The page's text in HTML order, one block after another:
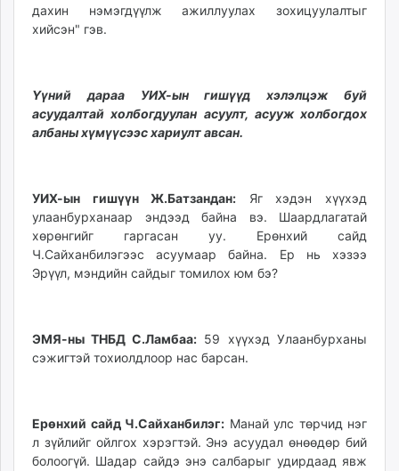
дахин нэмэгдүүлж ажиллуулах зохицуулалтыг
хийсэн" гэв.
Үүний дараа УИХ-ын гишүүд хэлэлцэж буй
асуудалтай холбогдуулан асуулт, асууж холбогдох
албаны хүмүүсээс хариулт авсан.
УИХ-ын гишүүн Ж.Батзандан: Яг хэдэн хүүхэд
улаанбурханаар эндээд байна вэ. Шаардлагатай
хөрөнгийг гаргасан уу. Ерөнхий сайд
Ч.Сайханбилэгээс асуумаар байна. Ер нь хэзээ
Эрүүл, мэндийн сайдыг томилох юм бэ?
ЭМЯ-ны ТНБД С.Ламбаа: 59 хүүхэд Улаанбурханы
сэжигтэй тохиолдлоор нас барсан.
Ерөнхий сайд Ч.Сайханбилэг: Манай улс төрчид нэг
л зүйлийг ойлгох хэрэгтэй. Энэ асуудал өнөөдөр бий
болоогүй. Шадар сайдэ энэ салбарыг удирдаад явж